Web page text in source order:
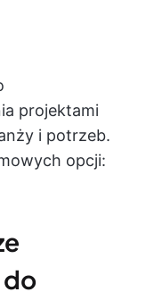
projektami
i potrzeb.
opcji: